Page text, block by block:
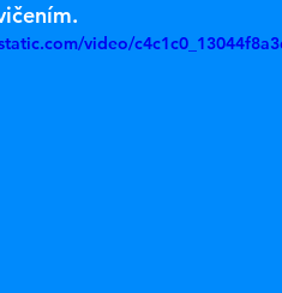
video/